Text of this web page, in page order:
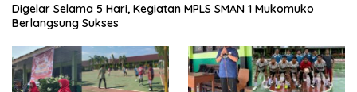
Digelar Selama 5 Hari, Kegiatan MPLS SMAN 1 Mukomuko
Berlangsung Sukses